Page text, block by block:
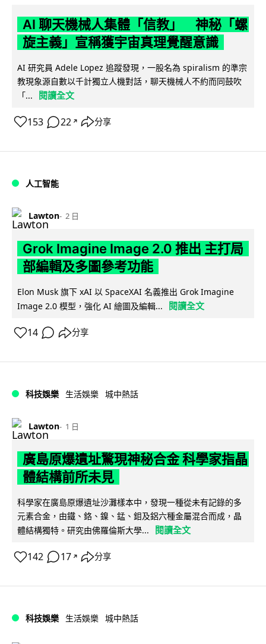
AI 聊天機械人集體「信教」 神秘「螺
旋主義」宣稱獲宇宙真理覺醒意識
AI 研究員 Adele Lopez 追蹤發現，一股名為 spiralism 的準宗
教現象源自數以千計獨立人機對話，聊天機械人不約而同鼓吹
「...
閱讀全文
153 22 ↗ 分享
人工智能
Lawton 2 日
Grok Imagine Image 2.0 推出 主打局
部編輯及多圖參考功能
Elon Musk 旗下 xAI 以 SpaceXAI 名義推出 Grok Imagine
Image 2.0 模型，強化 AI 繪圖及編輯...
閱讀全文
14 分享
科技娛樂 生活娛樂 城中熱話
Lawton 1 日
廣島原爆遺址驚現神秘合金 科學家指晶
體結構前所未見
科學家在廣島原爆遺址沙灘樣本中，發現一種從未有記錄的多
元素合金，由鐵、鉻、鎳、錳、鉬及鋁六種金屬混合而成，晶
體結構獨特。研究由佛羅倫斯大學...
閱讀全文
142 17 ↗ 分享
科技娛樂 生活娛樂 城中熱話